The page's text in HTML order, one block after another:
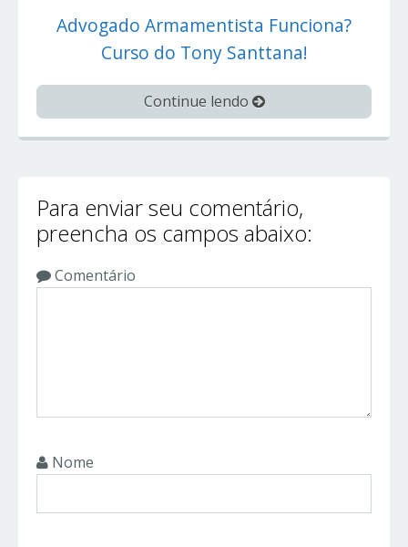
Advogado Armamentista Funciona?
Curso do Tony Santtana!
Continue lendo
Para enviar seu comentário,
preencha os campos abaixo:
Comentário
Nome